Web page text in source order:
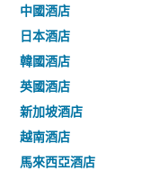
中國酒店
日本酒店
韓國酒店
英國酒店
新加坡酒店
越南酒店
馬來西亞酒店